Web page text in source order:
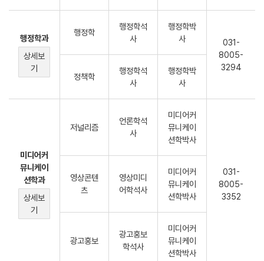
행정학과
상세보
기
행정학
행정학석
사
행정학박
사
031-
8005-
3294
정책학
행정학석
사
행정학박
사
미디어커
뮤니케이
션학과
상세보
기
저널리즘
언론학석
사
미디어커
뮤니케이
션학박사
031-
8005-
3352
영상콘텐
츠
영상미디
어학석사
미디어커
뮤니케이
션학박사
광고홍보
광고홍보
학석사
미디어커
뮤니케이
션학박사